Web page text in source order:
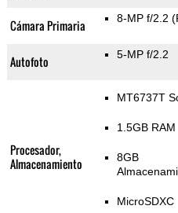
Cámara Primaria 8-MP f/2.2
Autofoto 5-MP f/2.2
Procesador,
Almacenamiento
MT6737T
1.5GB RAM
8GB
MicroSDXC